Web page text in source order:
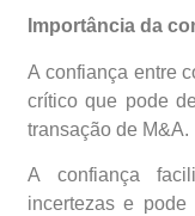
Importância da
A confiança entre
crítico que pode
transação de M&A.
A confiança
incertezas e pode